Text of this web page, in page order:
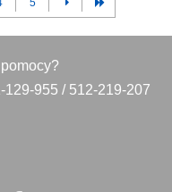
5
129-955 / 512-219-207